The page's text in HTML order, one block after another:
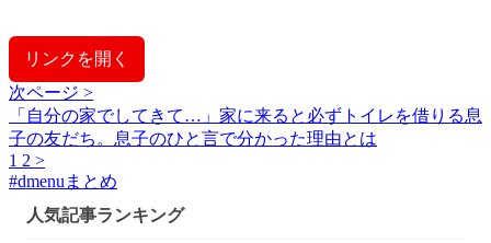
リンクを開く
次ページ >
「自分の家でしてきて…」家に来ると必ずトイレを借りる息
子の友だち。息子のひと言で分かった理由とは
1 2 >
#dmenuまとめ
人気記事ランキング